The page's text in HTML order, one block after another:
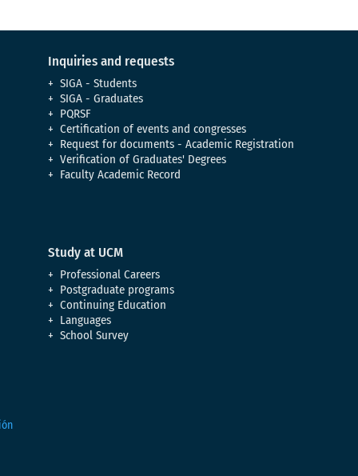
Inquiries and requests
SIGA - Students
SIGA - Graduates
PQRSF
Certification of events and congresses
Request for documents - Academic Registration
Verification of Graduates' Degrees
Faculty Academic Record
Study at UCM
Professional Careers
Postgraduate programs
Continuing Education
Languages
School Survey